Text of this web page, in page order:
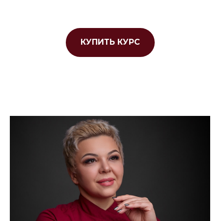
КУПИТЬ КУРС